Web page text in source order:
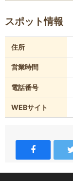
スポット情報
住所
営業時間
電話番号
WEBサイト